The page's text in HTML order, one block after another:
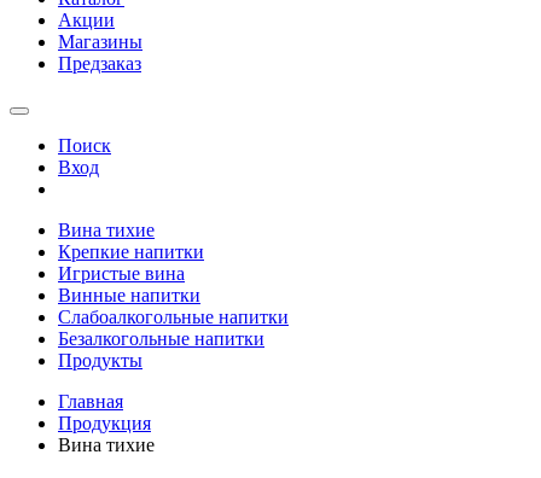
Акции
Магазины
Предзаказ
Поиск
Вход
Вина тихие
Крепкие напитки
Игристые вина
Винные напитки
Слабоалкогольные напитки
Безалкогольные напитки
Продукты
Главная
Продукция
Вина тихие